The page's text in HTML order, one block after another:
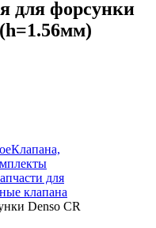
для форсунки
Клапана,
для
клапана
Denso CR